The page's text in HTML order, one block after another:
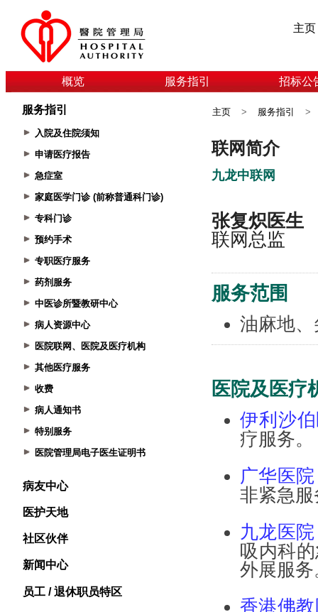
主页
概览 服务指引 招标公
服务指引
入院及住院须知
申请医疗报告
急症室
家庭医学门诊 (前称普通科门诊)
专科门诊
预约手术
专职医疗服务
药剂服务
中医诊所暨教研中心
病人资源中心
医院联网、医院及医疗机构
其他医疗服务
收费
病人通知书
特别服务
医院管理局电子医生证明书
病友中心
医护天地
社区伙伴
新闻中心
员工 / 退休职员特区
主页 > 服务指引 >